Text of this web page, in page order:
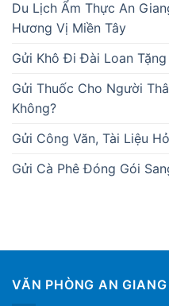
Du Lịch Ẩm Thực An
Hương Vị Miền Tây
Gửi Khô Đi Đài Loan
Gửi Thuốc Cho Người
Không?
Gửi Công Văn, Tài Liệu
Gửi Cà Phê Đóng Gói
VĂN PHÒNG AN